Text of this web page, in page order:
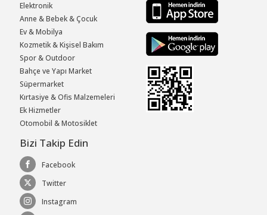
Elektronik
Anne & Bebek & Çocuk
Ev & Mobilya
Kozmetik & Kişisel Bakım
Spor & Outdoor
Bahçe ve Yapı Market
Süpermarket
Kırtasiye & Ofis Malzemeleri
Ek Hizmetler
Otomobil & Motosiklet
Bizi Takip Edin
Facebook
Twitter
Instagram